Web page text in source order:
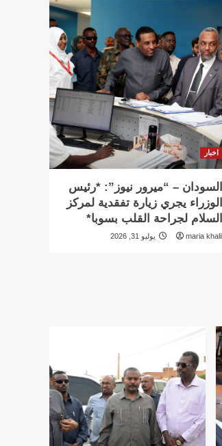
اخبار
السودان – “ميرور نيوز”: *رئيس
الوزراء يجري زيارة تفقدية لمركز
السلام لجراحة القلب بسوبا*
maria khalil يوليو 31, 2026